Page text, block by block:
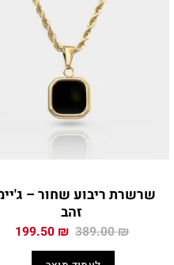
שרשרת ריבוע שחור –
זהב
389.00₪ המחיר
היה:
199.50 ₪